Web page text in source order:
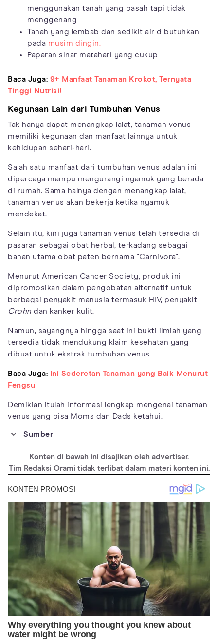
menggunakan tanah yang basah tapi tidak
menggenang
Tanah yang lembab dan sedikit air dibutuhkan
pada musim dingin.
Paparan sinar matahari yang cukup
Baca Juga: 9+ Manfaat Tanaman Krokot, Ternyata
Tinggi Nutrisi!
Kegunaan Lain dari Tumbuhan Venus
Tak hanya dapat menangkap lalat, tanaman venus
memiliki kegunaan dan manfaat lainnya untuk
kehidupan sehari-hari.
Salah satu manfaat dari tumbuhan venus adalah ini
dipercaya mampu mengurangi nyamuk yang berada
di rumah. Sama halnya dengan menangkap lalat,
tanaman venus akan bekerja ketika nyamuk
mendekat.
Selain itu, kini juga tanaman venus telah tersedia di
pasaran sebagai obat herbal, terkadang sebagai
bahan utama obat paten bernama "Carnivora".
Menurut American Cancer Society, produk ini
dipromosikan dalam pengobatan alternatif untuk
berbagai penyakit manusia termasuk HIV, penyakit
Crohn dan kanker kulit.
Namun, sayangnya hingga saat ini bukti ilmiah yang
tersedia tidak mendukung klaim kesehatan yang
dibuat untuk ekstrak tumbuhan venus.
Baca Juga:
Ini Sederetan Tanaman yang Baik Menurut
Fengsui
Demikian itulah informasi lengkap mengenai tanaman
venus yang bisa Moms dan Dads ketahui.
Sumber
Guide/Plants-and-Fungi/Venus-Flytrap
https://www.britannica.com/plant/carnivorous-plant
Konten di bawah ini disajikan oleh advertiser.
Tim Redaksi Orami tidak terlibat dalam materi konten ini.